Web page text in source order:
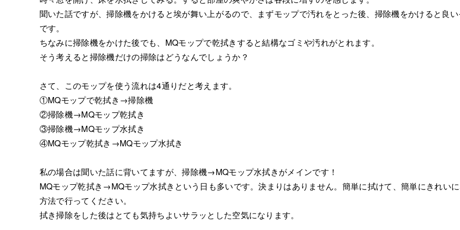
聞いた話ですが、掃除機をかけると埃が舞い上がるので、まずモップで汚れをとった後、掃除機をかけると良い
です。
ちなみに掃除機をかけた後でも、MQモップで乾拭きすると結構なゴミや汚れがとれます。
そう考えると掃除機だけの掃除はどうなんでしょうか？
さて、このモップを使う流れは4通りだと考えます。
①MQモップで乾拭き→掃除機
②掃除機→MQモップ乾拭き
③掃除機→MQモップ水拭き
④MQモップ乾拭き→MQモップ水拭き
私の場合は聞いた話に背いてますが、掃除機→MQモップ水拭きがメインです！
MQモップ乾拭き→MQモップ水拭きという日も多いです。決まりはありません。簡単に拭けて、簡単にきれい
方法で行ってください。
拭き掃除をした後はとても気持ちよいサラッとした空気になります。